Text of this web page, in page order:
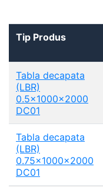
Tip Produs
Tabla decapata
(LBR)
0.5x1000x2000
DC01
Tabla decapata
(LBR)
0.75x1000x2000
DC01